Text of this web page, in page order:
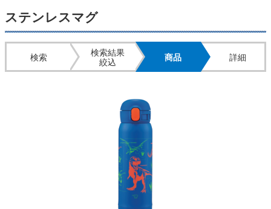
ステンレスマグ
検索
検索結果
絞込
商品 詳細